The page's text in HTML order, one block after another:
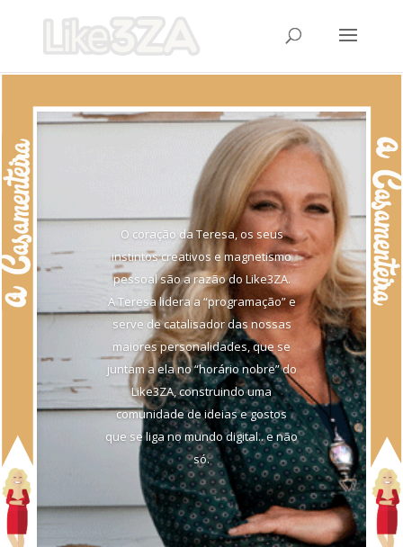
O coração da Teresa, os seus
instintos creativos e magnetismo
pessoal são a razão do Like3ZA.
A Teresa lidera a “programação” e
serve de catalisador das nossas
maiores personalidades, que se
juntam a ela no “horário nobre” do
Like3ZA, construindo uma
comunidade de ideias e gostos
que se liga no mundo digital.. e não
só.